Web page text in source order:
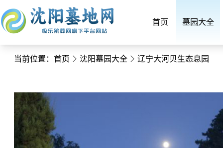
首页 墓园大全
当前位置： 首页 沈阳墓园大全 辽宁大河贝生态息园